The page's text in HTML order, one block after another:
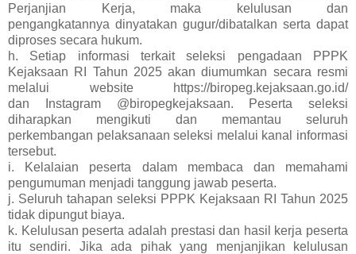
Perjanjian Kerja, maka kelulusan dan
pengangkatannya dinyatakan gugur/dibatalkan serta dapat
diproses secara hukum.
h. Setiap informasi terkait seleksi pengadaan PPPK
Kejaksaan RI Tahun 2025 akan diumumkan secara resmi
melalui website https://biropeg.kejaksaan.go.id/
dan
Instagram @biropegkejaksaan. Peserta seleksi
diharapkan mengikuti dan memantau seluruh
perkembangan pelaksanaan seleksi melalui kanal informasi
tersebut.
i. Kelalaian peserta dalam membaca dan memahami
pengumuman menjadi tanggung jawab peserta.
j. Seluruh tahapan seleksi PPPK Kejaksaan RI Tahun 2025
tidak dipungut biaya.
k. Kelulusan peserta adalah prestasi dan hasil kerja peserta
itu sendiri. Jika ada pihak yang menjanjikan kelulusan